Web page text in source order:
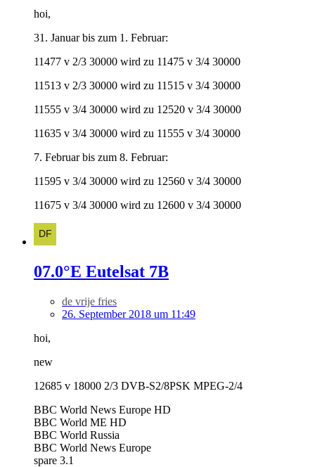
hoi,
31. Januar bis zum 1. Februar:
11477 v 2/3 30000 wird zu 11475 v 3/4 30000
11513 v 2/3 30000 wird zu 11515 v 3/4 30000
11555 v 3/4 30000 wird zu 12520 v 3/4 30000
11635 v 3/4 30000 wird zu 11555 v 3/4 30000
7. Februar bis zum 8. Februar:
11595 v 3/4 30000 wird zu 12560 v 3/4 30000
11675 v 3/4 30000 wird zu 12600 v 3/4 30000
07.0°E Eutelsat 7B
de vrije fries
26. September 2018 um 11:49
hoi,
new
12685 v 18000 2/3 DVB-S2/8PSK MPEG-2/4
BBC World News Europe HD
BBC World ME HD
BBC World Russia
BBC World News Europe
spare 3.1